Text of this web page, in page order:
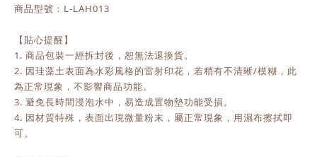
商品型號：L-LAH013
【貼心提醒】
1. 商品包裝一經拆封後，恕無法退換貨。
2. 因珪藻土表面為水彩風格的雷射印花，若稍有不清晰/模糊，此
為正常現象，不影響商品功能。
3. 避免長時間浸泡水中，易造成置物墊功能受損。
4. 因材質特殊，表面出現微量粉末，屬正常現象，用濕布擦拭即
可。